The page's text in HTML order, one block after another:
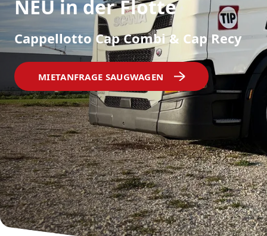
NEU in der Flotte
Cappellotto Cap Combi & Cap Recy
MIETANFRAGE SAUGWAGEN